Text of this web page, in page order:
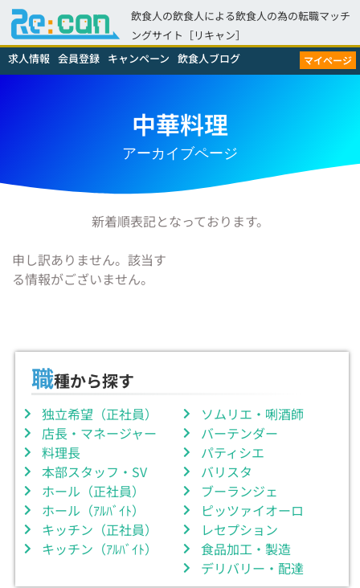
飲食人の飲食人による飲食人の為の転職マッチ
ングサイト［リキャン］
求人情報 会員登録 キャンペーン 飲食人ブログ マイページ
中華料理
アーカイブページ
新着順表記となっております。
申し訳ありません。該当す
る情報がございません。
職種から探す
独立希望（正社員）
店長・マネージャー
料理長
本部スタッフ・SV
ホール（正社員）
ホール（ｱﾙﾊﾞｲﾄ）
キッチン（正社員）
キッチン（ｱﾙﾊﾞｲﾄ）
ソムリエ・唎酒師
バーテンダー
パティシエ
バリスタ
ブーランジェ
ピッツァイオーロ
レセプション
食品加工・製造
デリバリー・配達